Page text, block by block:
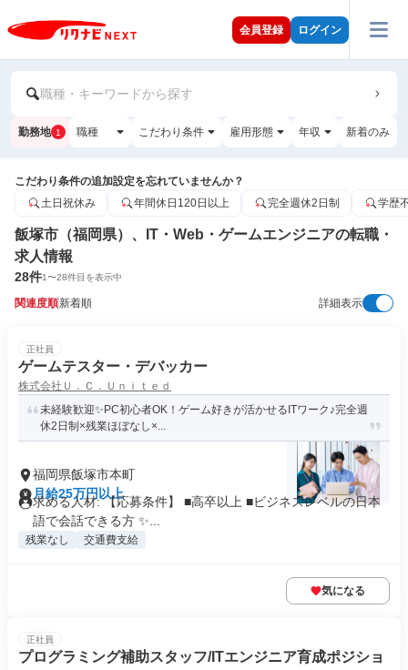
会員登録 ログイン
職種・キーワードから探す
勤務地 1 職種 こだわり条件 雇用形態 年収 新着のみ
こだわり条件の追加設定を忘れていませんか？
土日祝休み
年間休日120日以上 完全週休2日制 学歴
飯塚市（福岡県）、IT・Web・ゲームエンジニアの転職・
求人情報
28件1〜28件目を表示中
関連度順新着順 詳細表示
正社員
ゲームテスター・デバッカー
株式会社Ｕ．Ｃ．Ｕｎｉｔｅｄ
未経験歓迎✨PC初心者OK！ゲーム好きが活かせるITワーク♪完全週
休2日制×残業ほぼなし×...
福岡県飯塚市本町
月給25万円以上
求める人材: 【応募条件】 ■高卒以上 ■ビジネスレベルの日本
語で会話できる方 ✨...
残業なし 交通費支給
気になる
正社員
プログラミング補助スタッフ/ITエンジニア育成ポジショ